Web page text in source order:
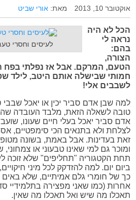
אוקטובר 10, 2013 מאת: אורי שביט
לעיסים וחסרי
הכל לא היה
נראה לי
בהם:
הצורה,
הטעם, המרקם. אבל אז נפלתי בפח
חמותי שבישלה אותם היטב, לילד
לשבבים אלי!
למה שבן אדם סביר יכין או יאכל
טובה לשאלה הזאת, מלבד העובדה
אדם סביר יאכל בעלי חיים שעונו,
לצלחת ולא בתנאים הכי סימפטיים,
זאת בעדינות. אבל באמת, בשונה
ומוכר גם למי שאינו טבעוני או צמחוני,
תחת הקטגוריה "תחליפים" שלא זוכה
ביום יום. למה להזדקק לכל מיני
כך של חומרי גלם אמיתיים, שלא
אחרות (כמו שאני מפצירה בתלמידיי
תאכלו מה שיש ואל תאכלו מה שאין.